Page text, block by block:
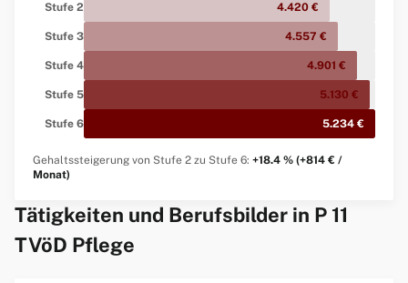
Stufe 2 4.420 €
Stufe 3 4.557 €
Stufe 4 4.901 €
Stufe 5 5.130 €
Stufe 6 5.234 €
Gehaltssteigerung von Stufe 2 zu Stufe 6: +18.4 % (+814 € /
Monat)
Tätigkeiten und Berufsbilder in P 11
TVöD Pflege